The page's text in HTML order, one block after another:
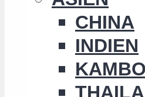
CHINA
INDIEN